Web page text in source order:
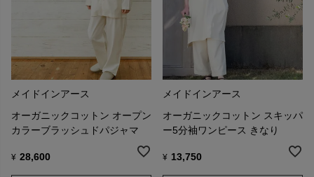
メイドインアース
オーガニックコットン オープン
カラーブラッシュドパジャマ
¥ 28,600
メイドインアース
オーガニックコットン スキッパ
ー5分袖ワンピース きなり
¥ 13,750